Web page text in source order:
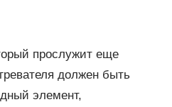
прослужит еще
должен быть
элемент,